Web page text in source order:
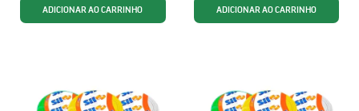
ADICIONAR AO CARRINHO ADICIONAR AO CARRINHO